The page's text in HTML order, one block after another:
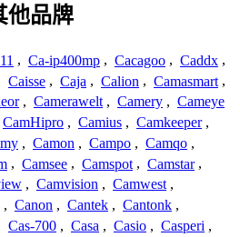
他品牌
, Ca-ip400mp , Cacagoo , Caddx ,
Caisse , Caja , Calion , Camasmart ,
, Camerawelt , Camery , Cameye
CamHipro , Camius , Camkeeper ,
, Camon , Campo , Camqo ,
, Camsee , Camspot , Camstar ,
, Camvision , Camwest ,
, Canon , Cantek , Cantonk ,
Cas-700 , Casa , Casio , Casperi ,